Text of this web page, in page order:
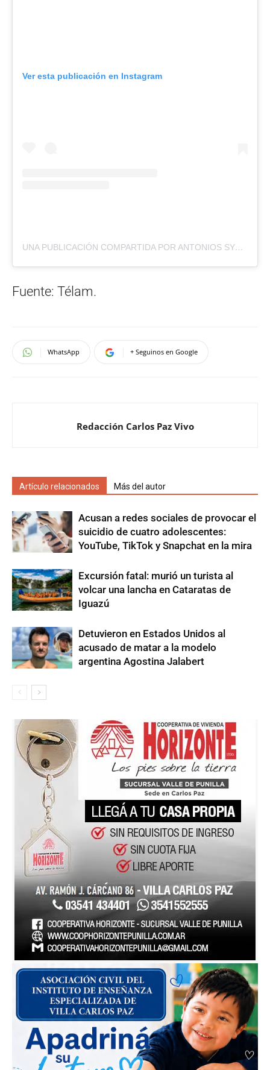
Ver esta publicación en Instagram
UNA PUBLICACIÓN COMPARTIDA POR ANTONIOS SYKARIS (@ANTONIOS_SYKARIS_OFFICIAL)
Fuente: Télam.
WhatsApp + Seguinos en Google
Redacción Carlos Paz Vivo
Artículo relacionados Más del autor
Acusan a redes sociales de provocar el
suicidio de cuatro adolescentes:
YouTube, TikTok y Snapchat en la mira
Excursión fatal: murió un turista al
volcar una lancha en Cataratas de
Iguazú
Detuvieron en Estados Unidos al
acusado de matar a la modelo
argentina Agostina Jalabert